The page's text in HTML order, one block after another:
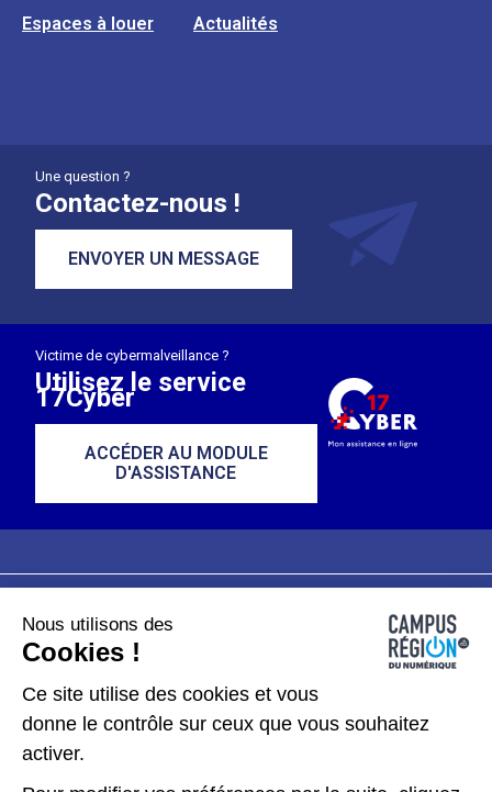
Espaces à louer Actualités
Une question ?
Contactez-nous !
ENVOYER UN MESSAGE
Victime de cybermalveillance ?
Utilisez le service
17Cyber
ACCÉDER AU MODULE
D'ASSISTANCE
Plan du site
Données personnelles
Nous utilisons des
Cookies !
Ce site utilise des cookies et vous
donne le contrôle sur ceux que vous souhaitez
activer.